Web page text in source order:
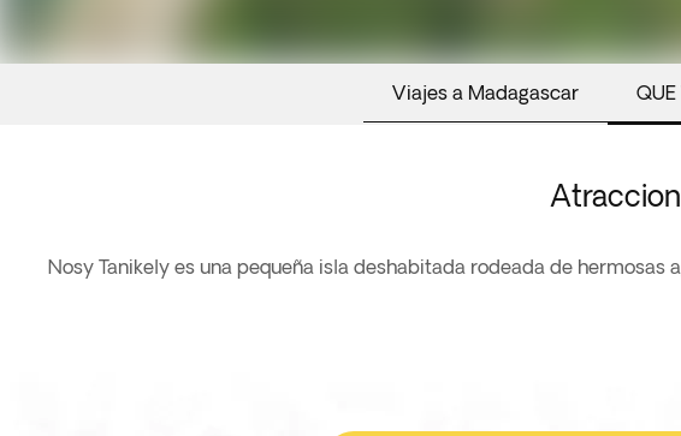
Viajes a Madagascar QUE
Nosy Tanikely es una pequeña isla deshabitada rodeada de